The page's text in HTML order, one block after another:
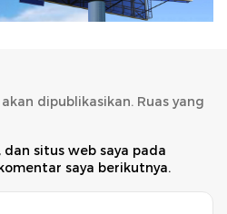
dipublikasikan. Ruas yang
situs web saya pada
saya berikutnya.